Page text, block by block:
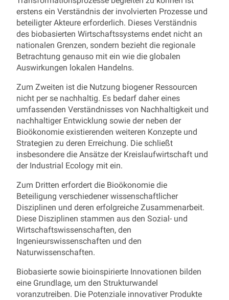
erstens ein Verständnis der involvierten Prozesse und
beteiligter Akteure erforderlich. Dieses Verständnis
des biobasierten Wirtschaftssystems endet nicht an
nationalen Grenzen, sondern bezieht die regionale
Betrachtung genauso mit ein wie die globalen
Auswirkungen lokalen Handelns.
Zum Zweiten ist die Nutzung biogener Ressourcen
nicht per se nachhaltig. Es bedarf daher eines
umfassenden Verständnisses von Nachhaltigkeit und
nachhaltiger Entwicklung sowie der neben der
Bioökonomie existierenden weiteren Konzepte und
Strategien zu deren Erreichung. Die schließt
insbesondere die Ansätze der Kreislaufwirtschaft und
der Industrial Ecology mit ein.
Zum Dritten erfordert die Bioökonomie die
Beteiligung verschiedener wissenschaftlicher
Disziplinen und deren erfolgreiche Zusammenarbeit.
Diese Disziplinen stammen aus den Sozial- und
Wirtschaftswissenschaften, den
Ingenieurswissenschaften und den
Naturwissenschaften.
Biobasierte sowie bioinspirierte Innovationen bilden
eine Grundlage, um den Strukturwandel
voranzutreiben. Die Potenziale innovativer Produkte